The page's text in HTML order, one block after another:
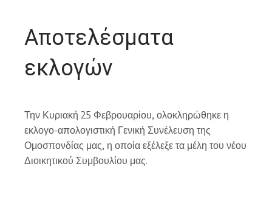
Αποτελέσματα
εκλογών
Την Κυριακή 25 Φεβρουαρίου, ολοκληρώθηκε η
εκλογο-απολογιστική Γενική Συνέλευση της
Ομοσπονδίας μας, η οποία εξέλεξε τα μέλη του νέου
Διοικητικού Συμβουλίου μας.